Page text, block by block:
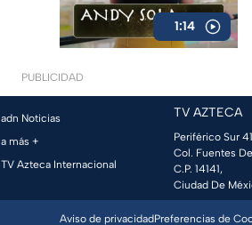
1:14
PUBLICIDAD
adn Noticias
a más +
TV Azteca Internacional
TV AZTECA
Periférico Sur
Col. Fuentes
C.P. 14141,
Ciudad De
Aviso de privacidadPreferencias de